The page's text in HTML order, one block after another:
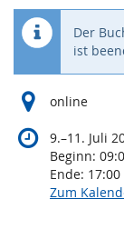
Der
ist
online
9.–bis
11. Juli
Beginn:
Ende: 17:00
Zum